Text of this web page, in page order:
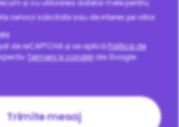
de reCAPTCHA și se aplicăPolitica de
Termeni și condițiiale Google.
și cu utilizarea datelor mele pentru
servicii solicitate sau de interes pe viitor.